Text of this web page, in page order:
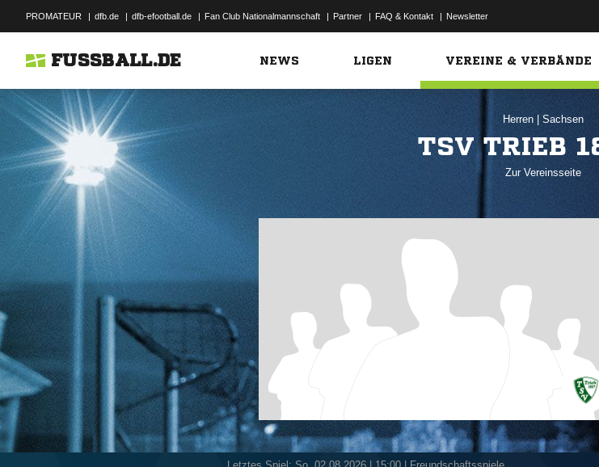
PROMATEUR | dfb.de | dfb-efootball.de | Fan Club Nationalmannschaft | Partner | FAQ & Kontakt | Newsletter
FUSSBALL.DE NEWS LIGEN VEREINE & VERBÄNDE
Herren Sachsen
TSV TRIEB
Zur Vereinsseite